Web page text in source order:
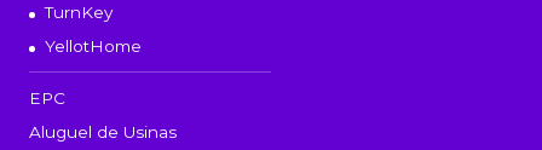
TurnKey
YellotHome
EPC
Aluguel de Usinas